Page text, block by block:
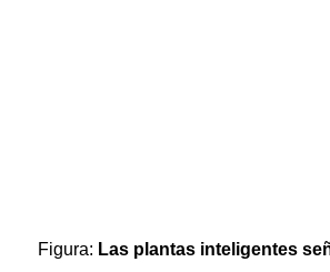
Figura: Las plantas inteligentes